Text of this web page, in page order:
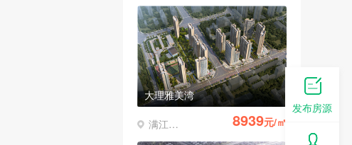
大理雅美湾
满江凤仪 8939元/㎡
发布房源